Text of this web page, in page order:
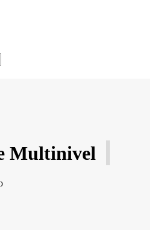
Multinivel